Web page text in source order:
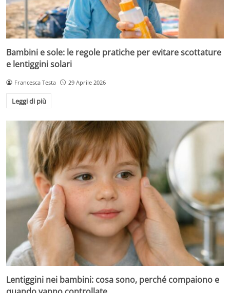
Bambini e sole: le regole pratiche per evitare scottature
e lentiggini solari
Francesca Testa 29 Aprile 2026
Leggi di più
Lentiggini nei bambini: cosa sono, perché compaiono e